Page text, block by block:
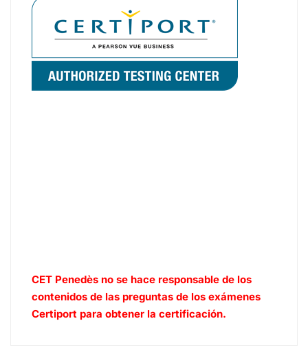
CET Penedès no se hace responsable de los
contenidos de las preguntas de los exámenes
Certiport para obtener la certificación.